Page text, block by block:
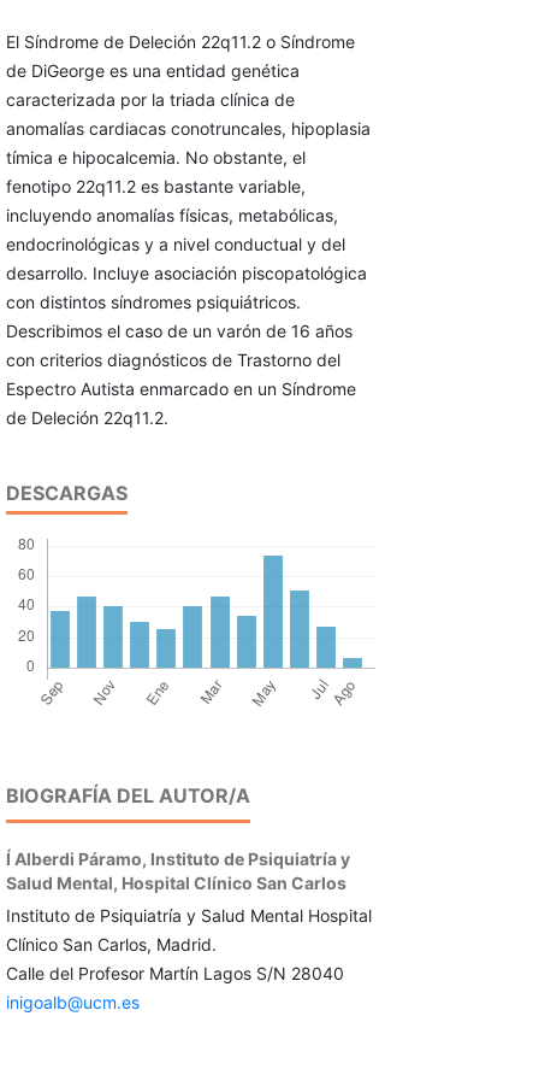
El Síndrome de Deleción 22q11.2 o Síndrome
de DiGeorge es una entidad genética
caracterizada por la triada clínica de
anomalías cardiacas conotruncales, hipoplasia
tímica e hipocalcemia. No obstante, el
fenotipo 22q11.2 es bastante variable,
incluyendo anomalías físicas, metabólicas,
endocrinológicas y a nivel conductual y del
desarrollo. Incluye asociación piscopatológica
con distintos síndromes psiquiátricos.
Describimos el caso de un varón de 16 años
con criterios diagnósticos de Trastorno del
Espectro Autista enmarcado en un Síndrome
de Deleción 22q11.2.
DESCARGAS
BIOGRAFÍA DEL AUTOR/A
Í Alberdi Páramo, Instituto de Psiquiatría y
Salud Mental, Hospital Clínico San Carlos
Instituto de Psiquiatría y Salud Mental Hospital
Clínico San Carlos, Madrid.
Calle del Profesor Martín Lagos S/N 28040
inigoalb@ucm.es